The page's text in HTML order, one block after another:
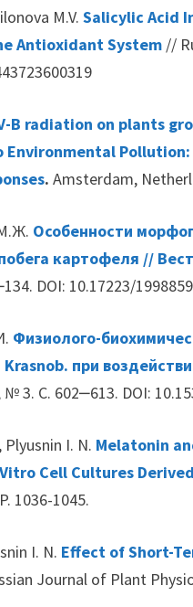
M.V.Salicylic Acid
Antioxidant System //
B radiation on plants
. Amsterdam,
Особенности
картофеля //
DOI: 10.17223/
Физиолого-
Krasnob. при
3. С. 602‒613. DOI:
Plyusnin I. N. Melatonin
Cell Cultures
1036-1045.
I. N. Effect of Short-
Journal of Plant